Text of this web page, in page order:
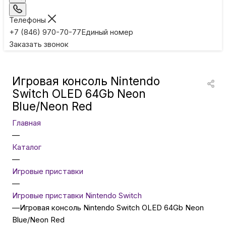
Телефоны
+7 (846) 970-70-77Единый номер
Заказать звонок
Умные кольца
Фототехника
Игровая консоль Nintendo
Switch OLED 64Gb Neon
Blue/Neon Red
Главная
—
Каталог
—
Игровые приставки
—
Игровые приставки Nintendo Switch
—Игровая консоль Nintendo Switch OLED 64Gb Neon
Blue/Neon Red